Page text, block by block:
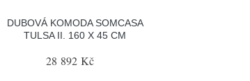
DUBOVÁ KOMODA SOMCASA
TULSA II. 160 X 45 CM
28 892 Kč